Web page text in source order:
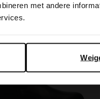
met andere